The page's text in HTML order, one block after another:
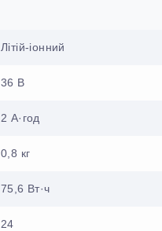
Літій-іонний
36 B
2 А·год
0,8 кг
75,6 Вт·ч
24